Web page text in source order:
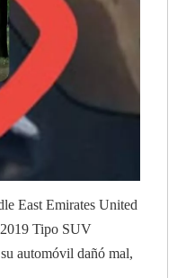
East Emirates United
Tipo SUV
automóvil dañó mal,